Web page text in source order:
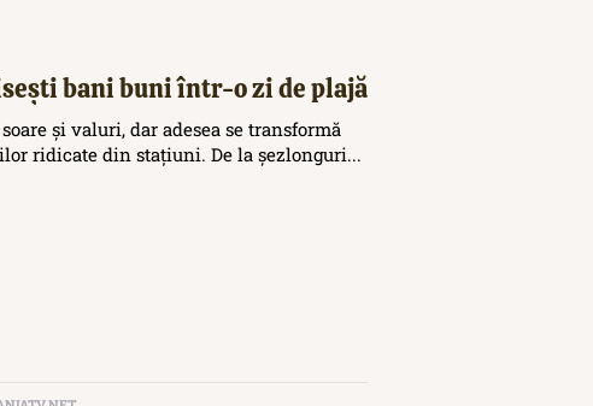
bani buni într-o zi de plajă
și valuri, dar adesea se transformă
ridicate din stațiuni. De la șezlonguri...